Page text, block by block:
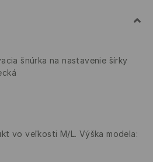
šnúrka na nastavenie šírky
vo veľkosti M/L. Výška modela: